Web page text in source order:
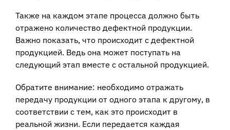
Также на каждом этапе процесса должно быть
отражено количество дефектной продукции.
Важно показать, что происходит с дефектной
продукцией. Ведь она может поступать на
следующий этап вместе с остальной продукцией.
Обратите внимание: необходимо отражать
передачу продукции от одного этапа к другому, в
соответствии с тем, как это происходит в
реальной жизни. Если передается каждая